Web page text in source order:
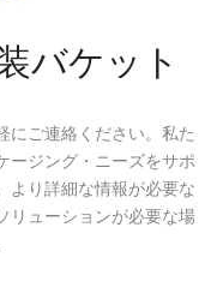
バケット
にご連絡ください。私た
ージング・ニーズをサポ
より詳細な情報が必要な
リューションが必要な場